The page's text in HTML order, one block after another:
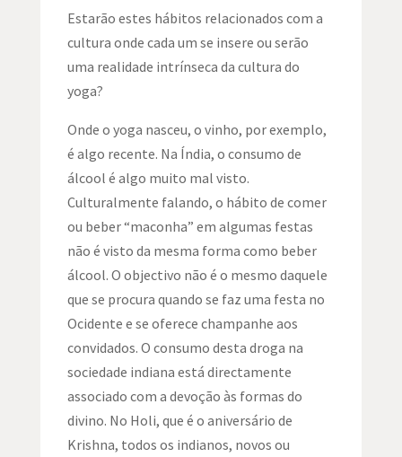
Estarão estes hábitos relacionados com a
cultura onde cada um se insere ou serão
uma realidade intrínseca da cultura do
yoga?
Onde o yoga nasceu, o vinho, por exemplo,
é algo recente. Na Índia, o consumo de
álcool é algo muito mal visto.
Culturalmente falando, o hábito de comer
ou beber “maconha” em algumas festas
não é visto da mesma forma como beber
álcool. O objectivo não é o mesmo daquele
que se procura quando se faz uma festa no
Ocidente e se oferece champanhe aos
convidados. O consumo desta droga na
sociedade indiana está directamente
associado com a devoção às formas do
divino. No Holi, que é o aniversário de
Krishna, todos os indianos, novos ou